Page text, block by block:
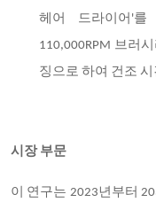
헤어 드라이어'
110,000RPM 브러
징으로 하여 건조
시장 부문
이 연구는 2023년부터